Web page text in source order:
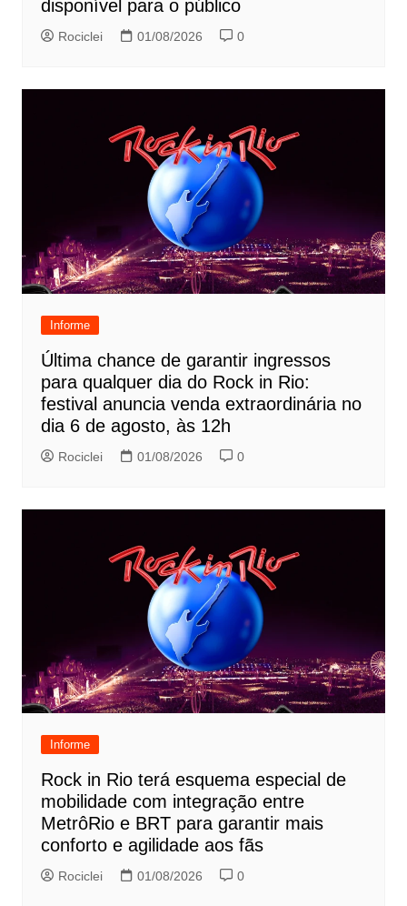
disponível para o público
Rociclei 01/08/2026 0
Informe
Última chance de garantir ingressos
para qualquer dia do Rock in Rio:
festival anuncia venda extraordinária no
dia 6 de agosto, às 12h
Rociclei 01/08/2026 0
Informe
Rock in Rio terá esquema especial de
mobilidade com integração entre
MetrôRio e BRT para garantir mais
conforto e agilidade aos fãs
Rociclei 01/08/2026 0